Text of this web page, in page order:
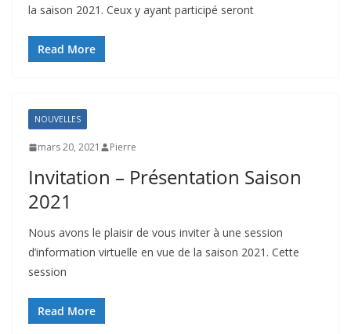
la saison 2021. Ceux y ayant participé seront
Read More
NOUVELLES
mars 20, 2021 Pierre
Invitation – Présentation Saison
2021
Nous avons le plaisir de vous inviter à une session
d’information virtuelle en vue de la saison 2021. Cette
session
Read More